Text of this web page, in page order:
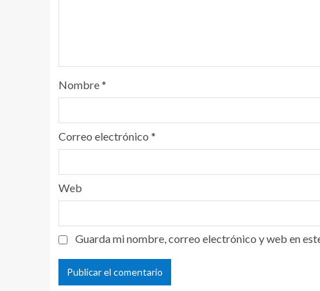
Nombre*
Correo electrónico *
Web
Guarda mi nombre, correo electrónico y web en